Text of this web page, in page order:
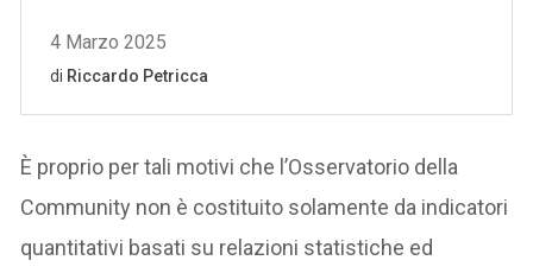
È proprio per tali motivi che l’Osservatorio della
Community non è costituito solamente da indicatori
quantitativi basati su relazioni statistiche ed